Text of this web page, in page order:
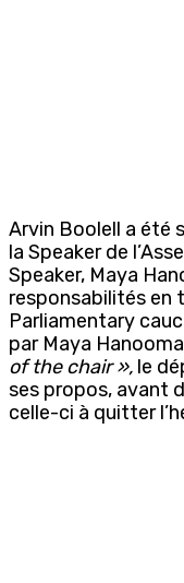
Arvin Boolell a été
la Speaker de
Speaker, Maya
responsabilités en
Parliamentary
par Maya
of the chair », le
ses propos, avant
celle-ci à quitter